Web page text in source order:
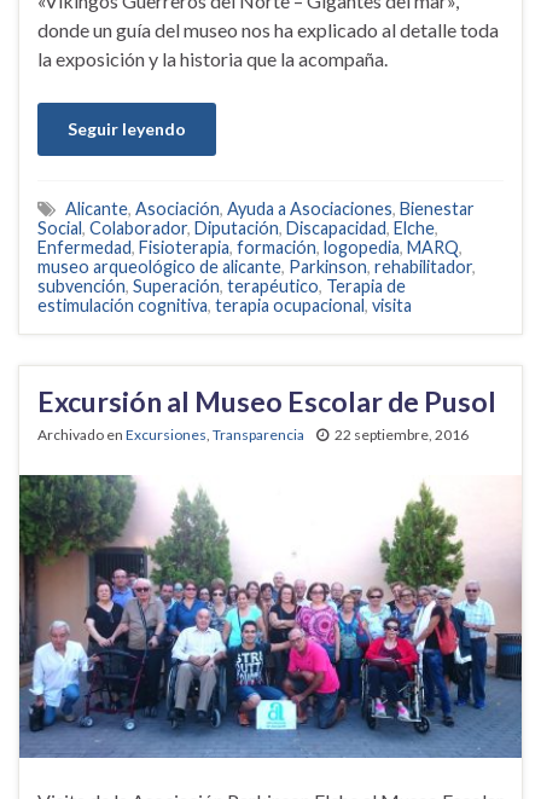
donde un guía del museo nos ha explicado al detalle toda
la exposición y la historia que la acompaña.
Seguir leyendo
Alicante, Asociación, Ayuda a Asociaciones, Bienestar
Social, Colaborador, Diputación, Discapacidad, Elche,
Enfermedad, Fisioterapia, formación, logopedia, MARQ,
museo arqueológico de alicante, Parkinson, rehabilitador,
subvención, Superación, terapéutico, Terapia de
estimulación cognitiva, terapia ocupacional, visita
Excursión al Museo Escolar de Pusol
Archivado en Excursiones, Transparencia 22 septiembre, 2016